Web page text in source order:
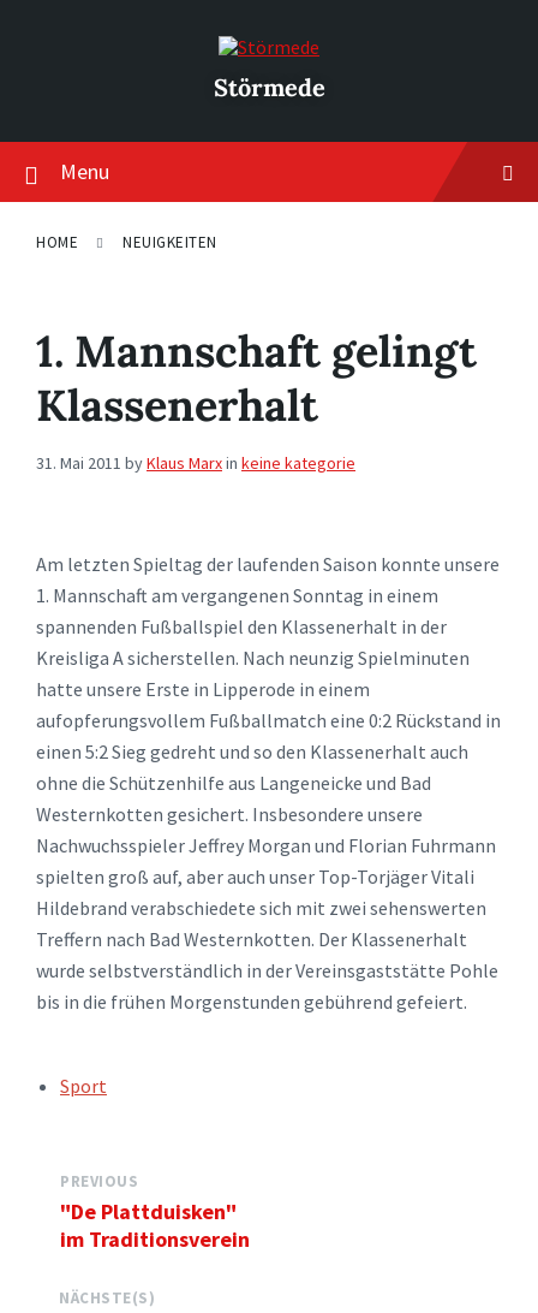
Störmede
Menu
HOME NEUIGKEITEN
1. Mannschaft gelingt
Klassenerhalt
31. Mai 2011 byKlaus Marxin keine kategorie
Am letzten Spieltag der laufenden Saison konnte unsere
1. Mannschaft am vergangenen Sonntag in einem
spannenden Fußballspiel den Klassenerhalt in der
Kreisliga A sicherstellen. Nach neunzig Spielminuten
hatte unsere Erste in Lipperode in einem
aufopferungsvollem Fußballmatch eine 0:2 Rückstand in
einen 5:2 Sieg gedreht und so den Klassenerhalt auch
ohne die Schützenhilfe aus Langeneicke und Bad
Westernkotten gesichert. Insbesondere unsere
Nachwuchsspieler Jeffrey Morgan und Florian Fuhrmann
spielten groß auf, aber auch unser Top-Torjäger Vitali
Hildebrand verabschiedete sich mit zwei sehenswerten
Treffern nach Bad Westernkotten. Der Klassenerhalt
wurde selbstverständlich in der Vereinsgaststätte Pohle
bis in die frühen Morgenstunden gebührend gefeiert.
TAGS:Sport
PREVIOUS
"De Plattduisken"
im Traditionsverein
NÄCHSTE(S)